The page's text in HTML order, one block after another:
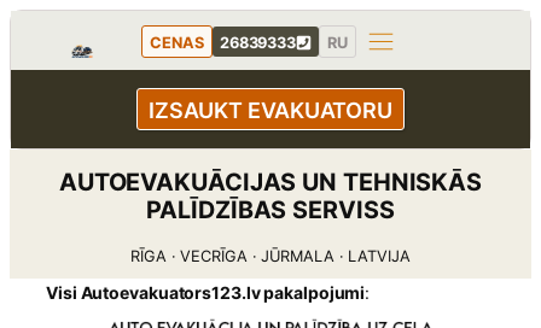
Pāriet
CENAS 26839333 RU
IZSAUKT EVAKUATORU
AUTOEVAKUĀCIJAS UN TEHNISKĀS
PALĪDZĪBAS SERVISS
RĪGA · VECRĪGA · JŪRMALA · LATVIJA
Visi Autoevakuators123.lv pakalpojumi: